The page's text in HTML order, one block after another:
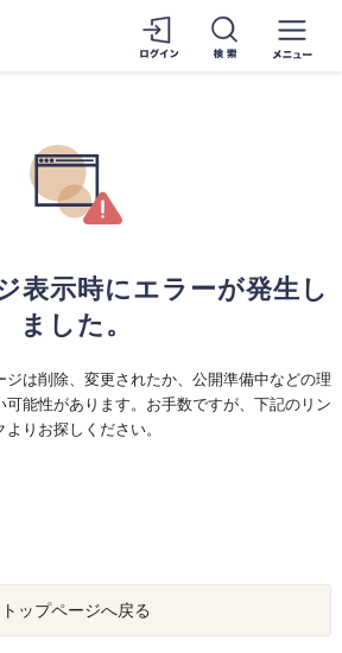
表示時にエラーが発生し
ました。
ジは削除、変更されたか、公開準備中などの理
可能性があります。お手数ですが、下記のリン
よりお探しください。
トップページへ戻る